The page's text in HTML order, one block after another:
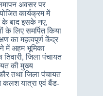
अवसर पर
कार्यक्रम में
के बाद इसके नए,
के लिए समर्पित किया
का महत्वपूर्ण केंद्र
में अहम भूमिका
जिला पंचायत
की मुख्य
तथा जिला पंचायत
कलश यात्रा एवं बैंड-